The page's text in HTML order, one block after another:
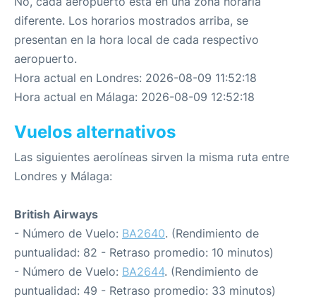
diferente. Los horarios mostrados arriba, se
presentan en la hora local de cada respectivo
aeropuerto.
Hora actual en Londres: 2026-08-09 11:52:18
Hora actual en Málaga: 2026-08-09 12:52:18
Vuelos alternativos
Las siguientes aerolíneas sirven la misma ruta entre
Londres y Málaga:
British Airways
- Número de Vuelo: BA2640. (Rendimiento de
puntualidad: 82 - Retraso promedio: 10 minutos)
- Número de Vuelo: BA2644. (Rendimiento de
puntualidad: 49 - Retraso promedio: 33 minutos)